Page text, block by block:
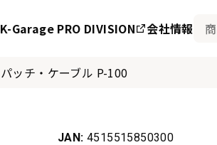
K-Garage PRO DIVISION 会社情報
パッチ・ケーブル P-100
JAN: 4515515850300